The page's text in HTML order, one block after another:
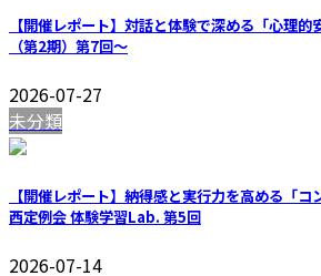
【開催レポート】対話と体験で深める「心理
（第2期）第7回〜
2026-07-27
未分類
【開催レポート】納得感と実行力を高める「
西定例会 体験学習Lab. 第5回
2026-07-14